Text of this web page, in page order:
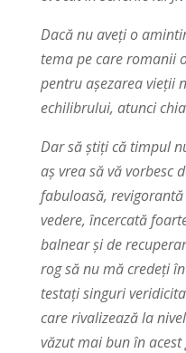
Dacă nu aveţi o
tema pe care romanii
pentru aşezarea vieţii
echilibrului, atunci
Dar să ştiţi că timpul
aş vrea să vă vorbesc
fabuloasă,
vedere, încercată
balnear şi de
rog să nu mă credeţi
testaţi singuri
care rivalizează la
văzut mai bun în